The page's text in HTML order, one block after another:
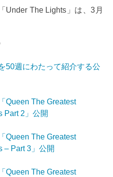
Under The Lights」は、3月
50週にわたって紹介する公
Queen The Greatest
Part 2」公開
Queen The Greatest
– Part 3」公開
Queen The Greatest